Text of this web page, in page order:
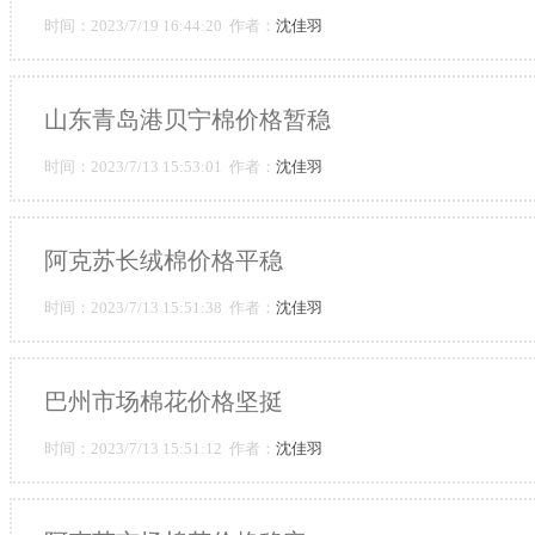
时间：2023/7/19 16:44:20 作者： 沈佳羽
山东青岛港贝宁棉价格暂稳
时间：2023/7/13 15:53:01 作者： 沈佳羽
阿克苏长绒棉价格平稳
时间：2023/7/13 15:51:38 作者： 沈佳羽
巴州市场棉花价格坚挺
时间：2023/7/13 15:51:12 作者： 沈佳羽